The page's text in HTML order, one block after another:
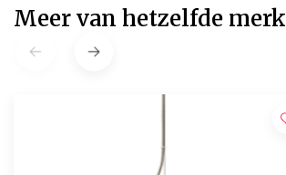
Meer van hetzelfde merk